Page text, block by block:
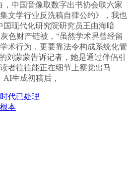
，中国音像取数字出书协会联六家
文学行业反洗稿自律公约》，我也
国现代化研究院研究员王由海暗
色财产链被，“虽然学术界曾经留
术行为，更要靠法令构成系统化管
刘蒙蒙告诉记者，她是通过伴侣引
者往往能正在细节上察觉出马
AI生成初稿后，
代已处理
本